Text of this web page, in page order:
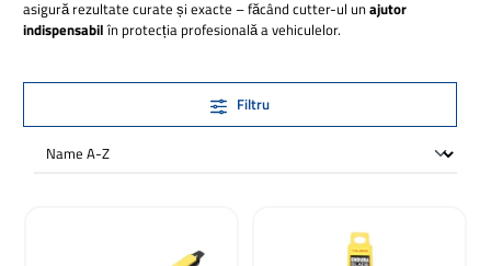
asigură rezultate curate și exacte – făcând cutter-ul unajutor
indispensabilîn protecția profesională a vehiculelor.
Filtru